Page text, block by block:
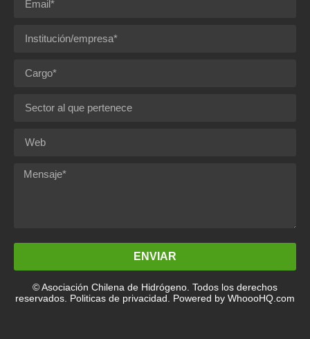
ENVIAR
© Asociación Chilena de Hidrógeno. Todos los derechos
reservados. Politicas de privacidad. Powered by WhoooHQ.com